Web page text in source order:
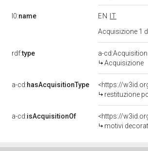
l0:name EN
IT
Acquisizione 1
rdf:type
a-cd:Acquisition
Acquisizione
a-cd:hasAcquisitionType
<https://
restituzione
a-cd:isAcquisitionOf
<https://
motivi